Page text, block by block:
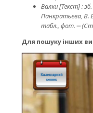
Валки [Текст] : зб.
Панкратьєва, В.
табл., фот. ‒
Для пошуку інших